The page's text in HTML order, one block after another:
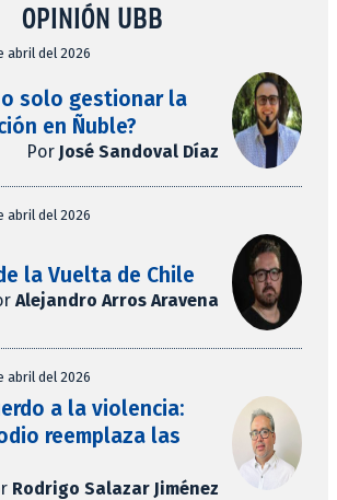
OPINIÓN UBB
abril del 2026
o solo gestionar la
en Ñuble?
Por José Sandoval Díaz
abril del 2026
la Vuelta de Chile
Alejandro Arros Aravena
abril del 2026
a la violencia:
reemplaza las
Rodrigo Salazar Jiménez